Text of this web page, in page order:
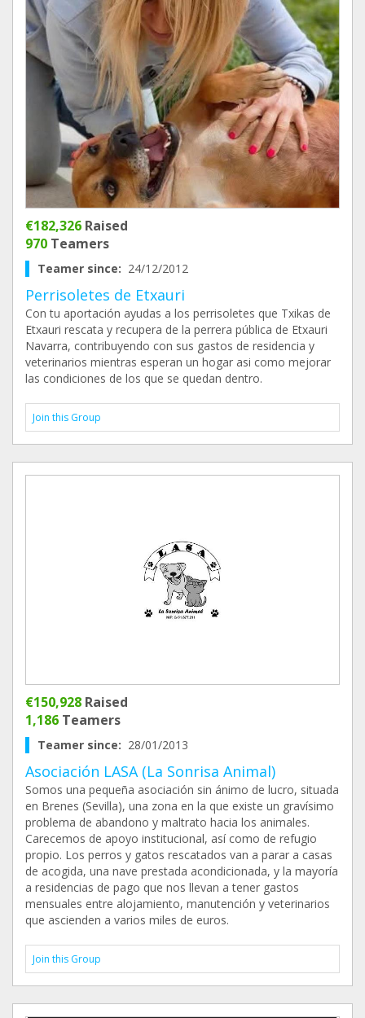
€182,326 Raised
970 Teamers
Teamer since: 24/12/2012
Perrisoletes de Etxauri
Con tu aportación ayudas a los perrisoletes que Txikas de
Etxauri rescata y recupera de la perrera pública de Etxauri
Navarra, contribuyendo con sus gastos de residencia y
veterinarios mientras esperan un hogar asi como mejorar
las condiciones de los que se quedan dentro.
Join this Group
€150,928 Raised
1,186 Teamers
Teamer since: 28/01/2013
Asociación LASA (La Sonrisa Animal)
Somos una pequeña asociación sin ánimo de lucro, situada
en Brenes (Sevilla), una zona en la que existe un gravísimo
problema de abandono y maltrato hacia los animales.
Carecemos de apoyo institucional, así como de refugio
propio. Los perros y gatos rescatados van a parar a casas
de acogida, una nave prestada acondicionada, y la mayoría
a residencias de pago que nos llevan a tener gastos
mensuales entre alojamiento, manutención y veterinarios
que ascienden a varios miles de euros.
Join this Group